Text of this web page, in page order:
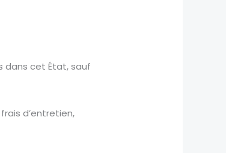
dans cet État, sauf
d’entretien,